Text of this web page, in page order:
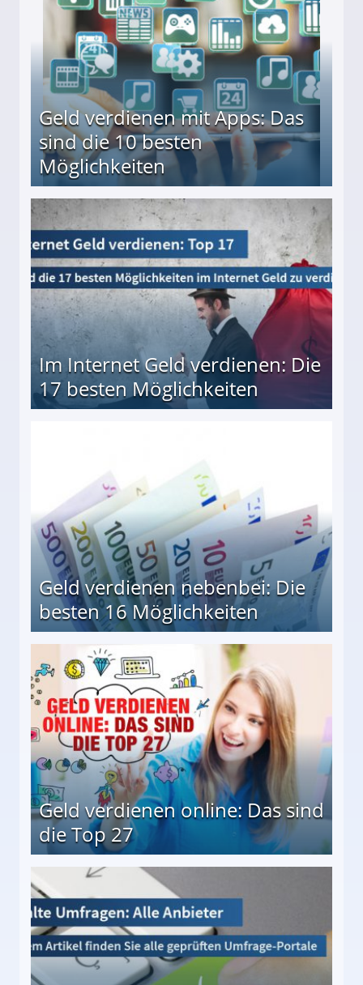
Geld verdienen mit Apps: Das
sind die 10 besten
Möglichkeiten
besten Möglichkeiten
Im Internet Geld verdienen: Die
17 besten Möglichkeiten
Geld verdienen nebenbei: Die
besten 16 Möglichkeiten
Geld verdienen online: Das sind
die Top 27